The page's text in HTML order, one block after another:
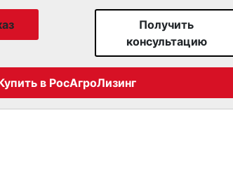
легкая, маневренная и недорогая.
различными культиваторами и
Получить
консультацию
в РосАгроЛизинг